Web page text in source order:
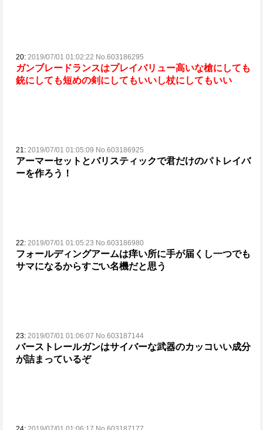
20: 2019/07/01 01:02:22 No.603186295
ガンブレードランスはプレイバリュー高いな槍にしても
銃にしても短めの剣にしてもいいし杖にしてもいい
21: 2019/07/01 01:05:09 No.603186925
アーマーセットとバリスティックで君だけのパトレイバ
ーを作ろう！
22: 2019/07/01 01:05:23 No.603186980
フォールディングアームは痒い所に手が届くし一つでも
サマになるからすごい名機だと思う
23: 2019/07/01 01:06:07 No.603187144
バーストレールガンはサイバーな武器のカッコいい成分
が詰まっているぞ